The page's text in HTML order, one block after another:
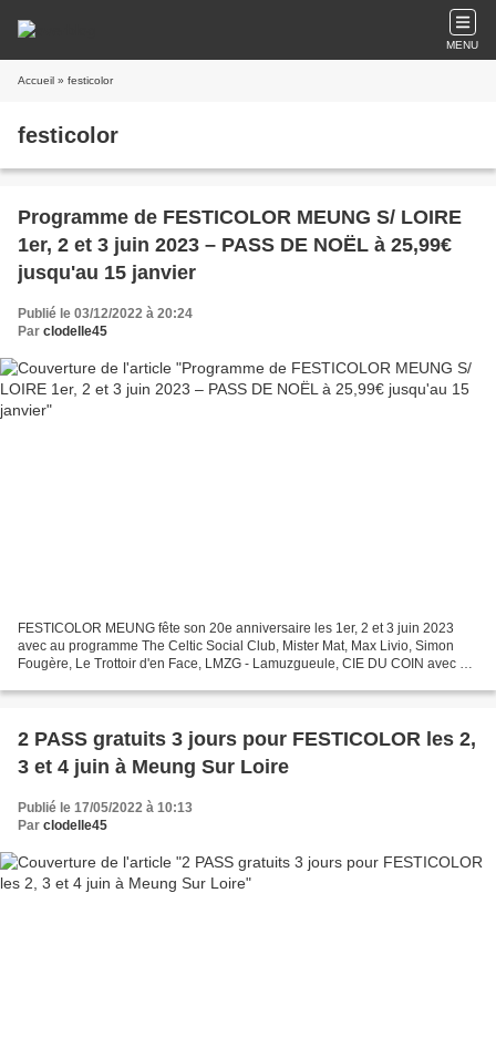
MENU
Accueil » festicolor
festicolor
Programme de FESTICOLOR MEUNG S/ LOIRE
1er, 2 et 3 juin 2023 – PASS DE NOËL à 25,99€
jusqu'au 15 janvier
Publié le 03/12/2022 à 20:24
Par clodelle45
FESTICOLOR MEUNG fête son 20e anniversaire les 1er, 2 et 3 juin 2023
avec au programme The Celtic Social Club, Mister Mat, Max Livio, Simon
Fougère, Le Trottoir d'en Face, LMZG - Lamuzgueule, CIE DU COIN avec La
2 PASS gratuits 3 jours pour FESTICOLOR les 2,
3 et 4 juin à Meung Sur Loire
Publié le 17/05/2022 à 10:13
Par clodelle45